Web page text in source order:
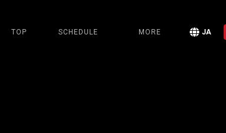
TOP SCHEDULE MORE JA